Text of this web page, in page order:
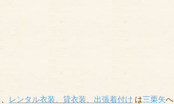
レンタル衣装、貸衣装 、出張着付け は三栗矢へ